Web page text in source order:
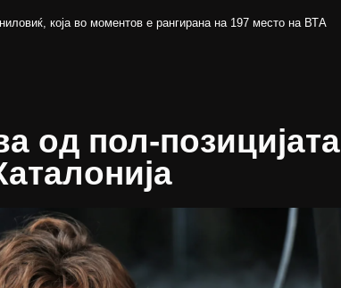
која во моментов е рангирана на 197 место на ВТА
од пол-позицијата